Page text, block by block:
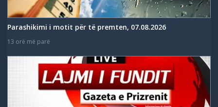
Parashikimi i motit për të premten, 07.08.2026
13 orë më parë